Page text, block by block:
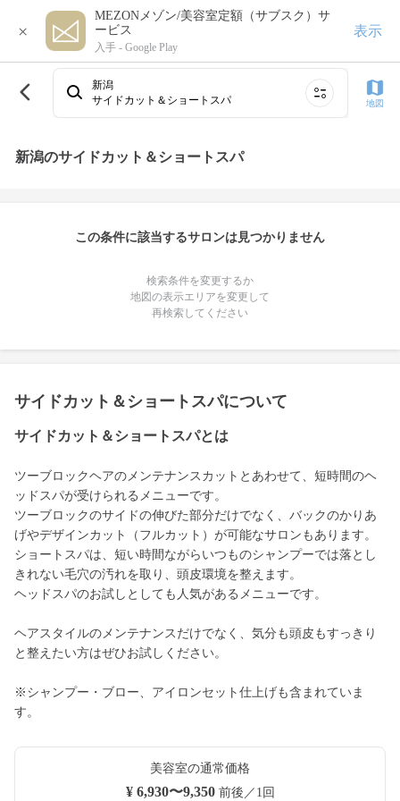
×
MEZONメゾン/美容室定額（サブスク）サ
ービス
入手 - Google Play
表示
新潟
サイドカット＆ショートスパ
地図
新潟のサイドカット＆ショートスパ
この条件に該当するサロンは見つかりません
検索条件を変更するか
地図の表示エリアを変更して
再検索してください
サイドカット＆ショートスパについて
サイドカット＆ショートスパとは
ツーブロックヘアのメンテナンスカットとあわせて、短時間のヘ
ッドスパが受けられるメニューです。
ツーブロックのサイドの伸びた部分だけでなく、バックのかりあ
げやデザインカット（フルカット）が可能なサロンもあります。
ショートスパは、短い時間ながらいつものシャンプーでは落とし
きれない毛穴の汚れを取り、頭皮環境を整えます。
ヘッドスパのお試しとしても人気があるメニューです。
ヘアスタイルのメンテナンスだけでなく、気分も頭皮もすっきり
と整えたい方はぜひお試しください。
※シャンプー・ブロー、アイロンセット仕上げも含まれていま
す。
美容室の通常価格
¥ 6,930〜9,350前後／1回